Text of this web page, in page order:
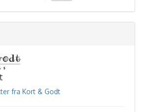
fra Kort & Godt